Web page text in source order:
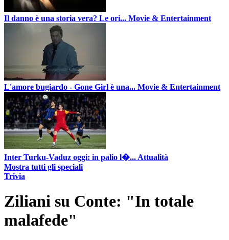
Il danno è una storia vera? Le ori... Movie & Entertainment
L'amore bugiardo - Gone Girl è una... Movie & Entertainment
Inter Turku-Vaduz oggi: in palio l�... Attualità
Mostra tutti gli speciali
Trivia
Ziliani su Conte: "In totale
malafede"